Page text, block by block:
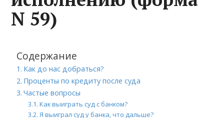
N 59)
Содержание
Как до нас добраться?
Проценты по кредиту после суда
Частые вопросы
Как выиграть суд с банком?
Я выиграл суд у банка, что дальше?